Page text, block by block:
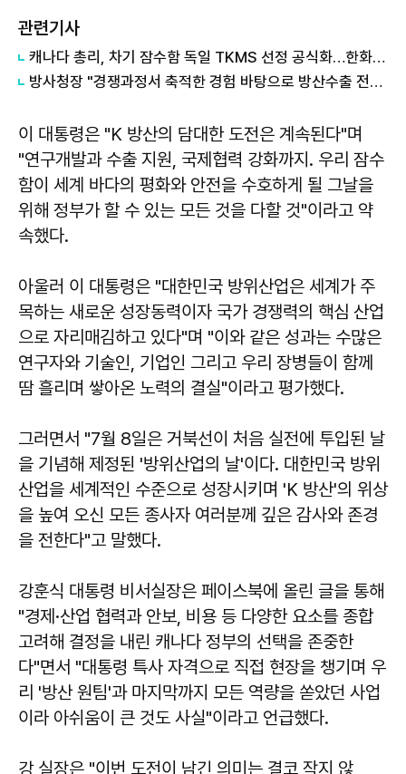
관련기사
캐나다 총리, 차기 잠수함 독일 TKMS 선정 공식화…한화오션 수주 실패
방사청장 "경쟁과정서 축적한 경험 바탕으로 방산수출 전략 발전"
이 대통령은 "K 방산의 담대한 도전은 계속된다"며
"연구개발과 수출 지원, 국제협력 강화까지. 우리 잠수
함이 세계 바다의 평화와 안전을 수호하게 될 그날을
위해 정부가 할 수 있는 모든 것을 다할 것"이라고 약
속했다.
아울러 이 대통령은 "대한민국 방위산업은 세계가 주
목하는 새로운 성장동력이자 국가 경쟁력의 핵심 산업
으로 자리매김하고 있다"며 "이와 같은 성과는 수많은
연구자와 기술인, 기업인 그리고 우리 장병들이 함께
땀 흘리며 쌓아온 노력의 결실"이라고 평가했다.
그러면서 "7월 8일은 거북선이 처음 실전에 투입된 날
을 기념해 제정된 '방위산업의 날'이다. 대한민국 방위
산업을 세계적인 수준으로 성장시키며 'K 방산'의 위상
을 높여 오신 모든 종사자 여러분께 깊은 감사와 존경
을 전한다"고 말했다.
강훈식 대통령 비서실장은 페이스북에 올린 글을 통해
"경제·산업 협력과 안보, 비용 등 다양한 요소를 종합
고려해 결정을 내린 캐나다 정부의 선택을 존중한
다"면서 "대통령 특사 자격으로 직접 현장을 챙기며 우
리 '방산 원팀'과 마지막까지 모든 역량을 쏟았던 사업
이라 아쉬움이 큰 것도 사실"이라고 언급했다.
강 실장은 "이번 도전이 남긴 의미는 결코 작지 않